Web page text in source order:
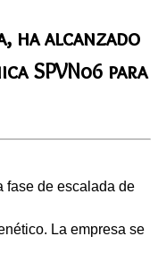
ha alcanzado
SPVN06 para
fase de escalada de
La empresa se